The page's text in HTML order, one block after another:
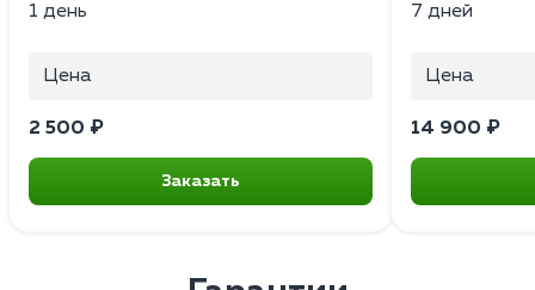
1 день
Цена
2 500 ₽
Заказать
7 дней
Цена
14 900 ₽